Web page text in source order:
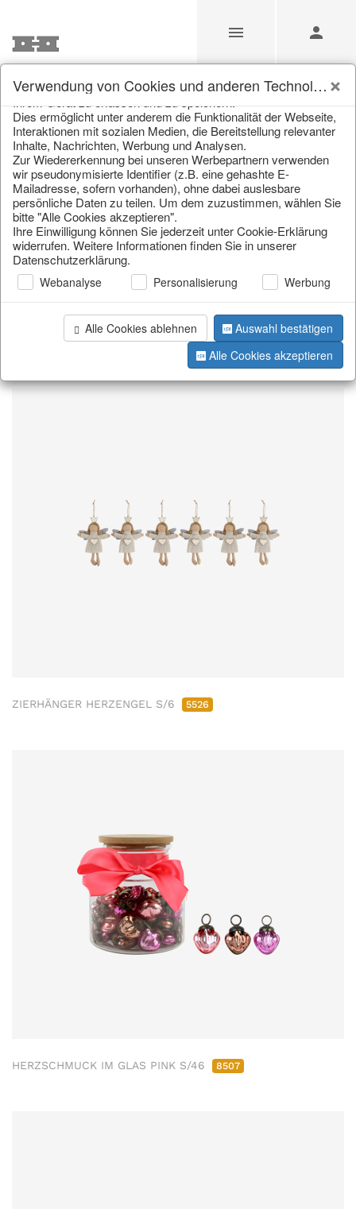
Unsere Produkte für
Händler
Home/Unsere Produkte für Händler/
Valentinstag & Muttertag
Seite 1 von 87 Artikel
ZIERHÄNGER HERZENGEL S/6 5526
HERZSCHMUCK IM GLAS PINK S/46 8507
Verwendung von Cookies und anderen Technologien
Technologien (im Folgenden: Cookies), um Informationen von
Ihrem Gerät zu erfassen und zu speichern.
Dies ermöglicht unter anderem die Funktionalität der Webseite,
Interaktionen mit sozialen Medien, die Bereitstellung relevanter
Inhalte, Nachrichten, Werbung und Analysen.
Zur Wiedererkennung bei unseren Werbepartnern verwenden
wir pseudonymisierte Identifier (z.B. eine gehashte E-
Mailadresse, sofern vorhanden), ohne dabei auslesbare
persönliche Daten zu teilen. Um dem zuzustimmen, wählen Sie
bitte "Alle Cookies akzeptieren".
Ihre Einwilligung können Sie jederzeit unter Cookie-Erklärung
widerrufen. Weitere Informationen finden Sie in unserer
Datenschutzerklärung.
Webanalyse Personalisierung Werbung
Alle Cookies ablehnen
Auswahl bestätigen
Alle Cookies akzeptieren